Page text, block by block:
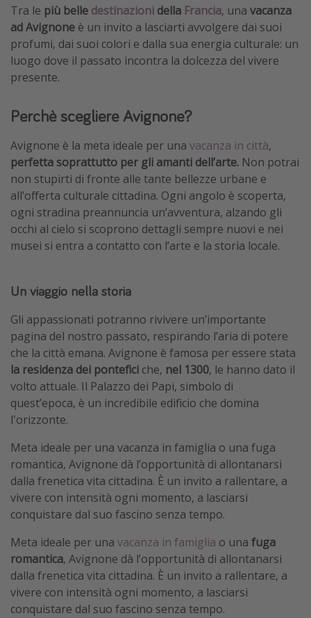
Festività del 2026
Città più visitate
Tra le più belle destinazioni della Francia, una vacanza
ad Avignone è un invito a lasciarti avvolgere dai suoi
profumi, dai suoi colori e dalla sua energia culturale: un
luogo dove il passato incontra la dolcezza del vivere
presente.
Perchè scegliere Avignone?
Avignone è la meta ideale per una vacanza in città,
perfetta soprattutto per gli amanti dell’arte. Non potrai
non stupirti di fronte alle tante bellezze urbane e
all’offerta culturale cittadina. Ogni angolo è scoperta,
ogni stradina preannuncia un’avventura, alzando gli
occhi al cielo si scoprono dettagli sempre nuovi e nei
musei si entra a contatto con l’arte e la storia locale.
Un viaggio nella storia
Gli appassionati potranno rivivere un’importante
pagina del nostro passato, respirando l’aria di potere
che la città emana. Avignone è famosa per essere stata
la residenza dei pontefici che, nel 1300, le hanno dato il
volto attuale. Il Palazzo dei Papi, simbolo di
quest’epoca, è un incredibile edificio che domina
l'orizzonte.
Meta ideale per una vacanza in famiglia o una fuga
romantica, Avignone dà l’opportunità di allontanarsi
dalla frenetica vita cittadina. È un invito a rallentare, a
vivere con intensità ogni momento, a lasciarsi
conquistare dal suo fascino senza tempo.
Meta ideale per una vacanza in famiglia o una fuga
romantica, Avignone dà l’opportunità di allontanarsi
dalla frenetica vita cittadina. È un invito a rallentare, a
vivere con intensità ogni momento, a lasciarsi
conquistare dal suo fascino senza tempo.